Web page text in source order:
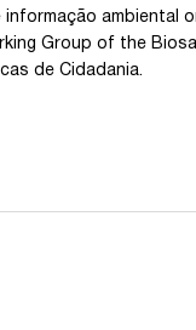
ambiental
Group of the
de Cidadania.